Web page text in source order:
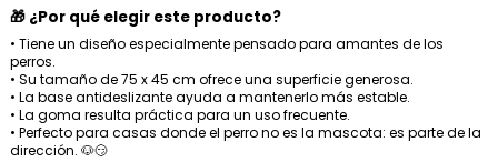
🎁 ¿Por qué elegir este producto?
• Tiene un diseño especialmente pensado para amantes de los
perros.
• Su tamaño de 75 x 45 cm ofrece una superficie generosa.
• La base antideslizante ayuda a mantenerlo más estable.
• La goma resulta práctica para un uso frecuente.
• Perfecto para casas donde el perro no es la mascota: es parte de la
dirección. 🐶😏